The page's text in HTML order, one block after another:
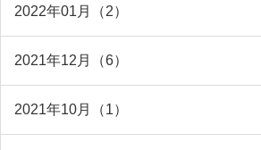
2022年01月（2）
2021年12月（6）
2021年10月（1）